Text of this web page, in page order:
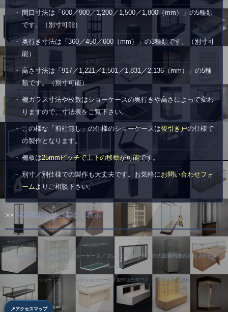
間口寸法は「600／900／1,200／1,500／1,800（mm）」の5種類
です。（別寸可能）
奥行き寸法は「360／450／600（mm）」の3種類です。（別寸可
能）
高さ寸法は「917／1,221／1,501／1,831／2,136（mm）」の5種
類です。（別寸可能）
棚ガラス寸法や枚数はショーケースの奥行きや高さによって変わ
りますので、寸法表をご覧下さい。
この様な「前柱無し」の仕様のショーケースは後引き戸の仕様で
の製作となります。
棚板は25mmピッチで上下の移動が可能です。
別寸／別仕様での製作も大丈夫です。お気軽にお問い合わせフォ
ームよりご相談下さい。
>> 特定商取引法に基づく表示
Copyright © 1998 – 2026 ショーケース／コレクションケースの大阪陳列株式会社 All rights
reserved.
ショーケース｜コレクションケース｜製作販売専門店｜大阪陳列株式会社
📍 アクセスマップ